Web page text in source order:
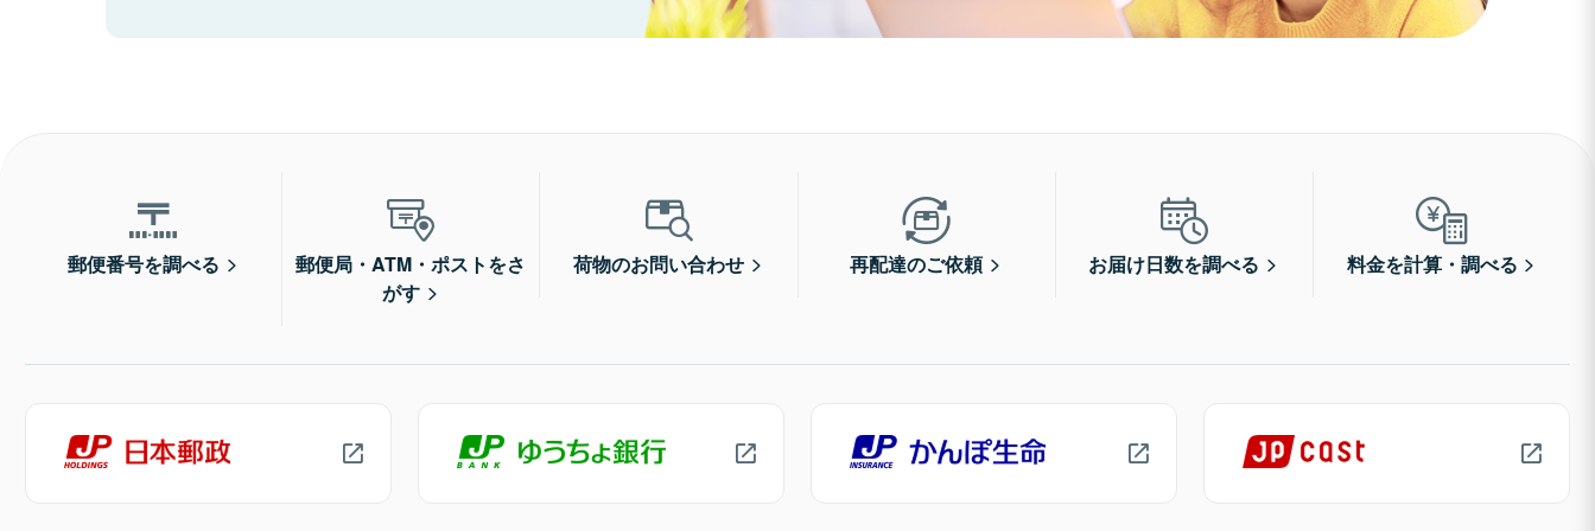
郵便番号を調べる
郵便局・ATM・ポストをさ
がす
荷物のお問い合わせ 再配達のご依頼 お届け日数を調べる 料金を計算・調べる